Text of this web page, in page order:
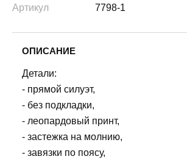
Артикул 7798-1
ОПИСАНИЕ
Детали:
- прямой силуэт,
- без подкладки,
- леопардовый принт,
- застежка на молнию,
- завязки по поясу,